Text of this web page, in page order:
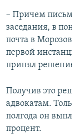
– Причем
заседания, в
почта в
первой
принял
Получив это
адвокатам.
полгода он
процент.